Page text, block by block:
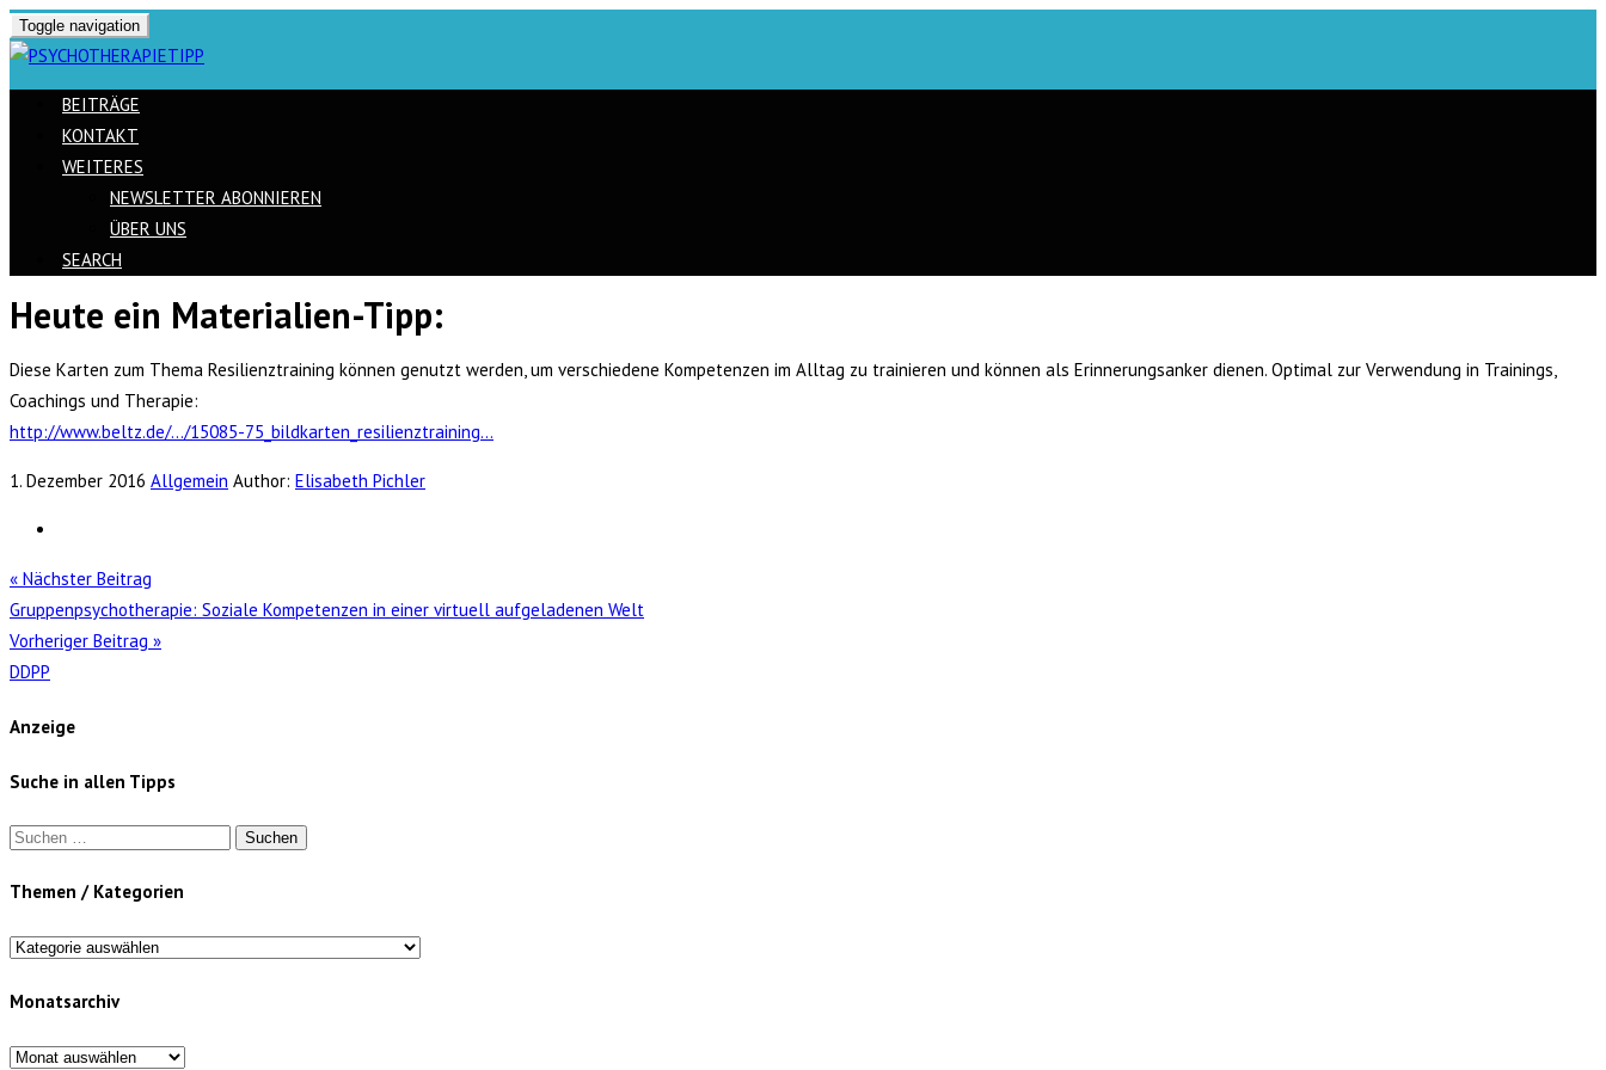
Toggle navigation
BEITRÄGE
KONTAKT
WEITERES
NEWSLETTER ABONNIEREN
ÜBER UNS
SEARCH
Skip
content
Heute ein Materialien-Tipp:
Diese Karten zum Thema Resilienztraining können genutzt werden, um verschiedene Kompetenzen im Alltag zu trainieren und können als Erinnerungsanker dienen. Optimal zur Verwendung in Trainings,
Coachings und Therapie:
http://www.beltz.de/…/15085-75_bildkarten_resilienztraining…
1. Dezember 2016 Allgemein Author: Elisabeth Pichler
« Nächster Beitrag
Gruppenpsychotherapie: Soziale Kompetenzen in einer virtuell aufgeladenen Welt
Vorheriger Beitrag »
DDPP
Anzeige
Suche in allen Tipps
Suchen
Themen / Kategorien
Themen
Kategorien
Monatsarchiv
Monatsarchiv